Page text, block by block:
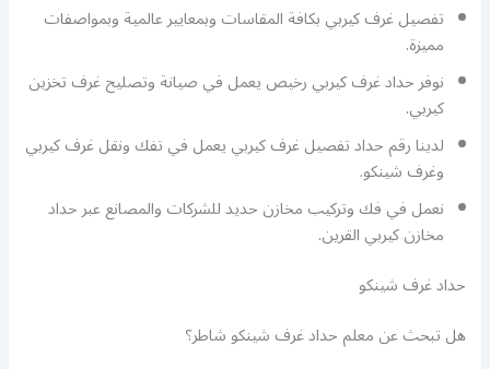
تفصيل غرف كيربي بكافة المقاسات وبمعايير عالمية وبمواصفات
مميزة.
نوفر حداد غرف كيربي رخيص يعمل في صيانة وتصليح غرف تخزين
كيربي.
لدينا رقم حداد تفصيل غرف كيربي يعمل في تفك ونقل غرف كيربي
وغرف شينكو.
نعمل في فك وتركيب مخازن حديد للشركات والمصانع عبر حداد
مخازن كيربي القرين.
حداد غرف شينكو
هل تبحث عن معلم حداد غرف شينكو شاطر؟